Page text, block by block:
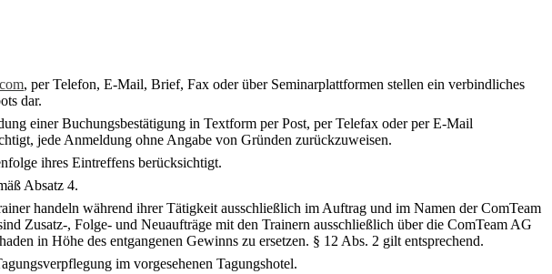
, per Telefon, E-Mail, Brief, Fax oder über Seminarplattformen stellen ein verbindliches
dar.
einer Buchungsbestätigung in Textform per Post, per Telefax oder per E-Mail
jede Anmeldung ohne Angabe von Gründen zurückzuweisen.
ihres Eintreffens berücksichtigt.
Absatz 4.
handeln während ihrer Tätigkeit ausschließlich im Auftrag und im Namen der ComTeam
Zusatz-, Folge- und Neuaufträge mit den Trainern ausschließlich über die ComTeam AG
in Höhe des entgangenen Gewinns zu ersetzen. § 12 Abs. 2 gilt entsprechend.
im vorgesehenen Tagungshotel.